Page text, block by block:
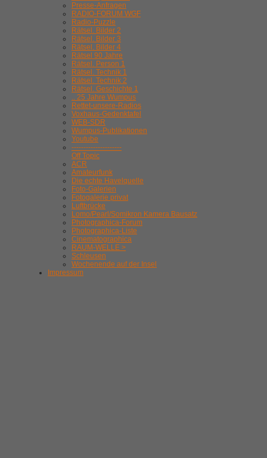
Presse-Anfragen
RADIO-FORUM WGF
Radio-Puzzle
Rätsel. Bilder 2
Rätsel. Bilder 3
Rätsel. Bilder 4
Rätsel 90 Jahre
Rätsel. Person 1
Rätsel. Technik 1
Rätsel. Technik 2
Rätsel. Geschichte 1
.. 25 Jahre Wumpus
Rettet-unsere-Radios
Voxhaus-Gedenktafel
WEB-SDR
Wumpus-Publikationen
Youtube
---------------------
Off Topic
ACR
Amateurfunk
Die echte Havelquelle
Foto-Galerien
Fotogalerie privat
Luftbrücke
Lomo/Pearl/Somikron Kamera Bausatz
Photographica-Forum
Photographica-Liste
Cinematographica
RAUM-WELLE >
Schleusen
Wochenende auf der Insel
Impressum